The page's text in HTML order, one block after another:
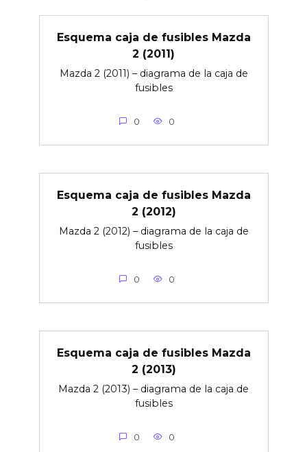
Esquema caja de fusibles Mazda
2 (2011)
Mazda 2 (2011) – diagrama de la caja de
fusibles
0 0
Esquema caja de fusibles Mazda
2 (2012)
Mazda 2 (2012) – diagrama de la caja de
fusibles
0 0
Esquema caja de fusibles Mazda
2 (2013)
Mazda 2 (2013) – diagrama de la caja de
fusibles
0 0